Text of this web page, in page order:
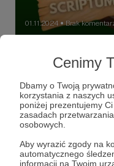
Cenimy
Dbamy o Twoją
korzystania z naszych
poniżej prezentujemy
zasadach
osobowych.
Aby wyrazić zgody na
automatycznego
informacji na Twoim
01.11.2024 ● Brak
Zapraszamy
i wyżej do
czyli około 10-
publikowanego
frodo sam